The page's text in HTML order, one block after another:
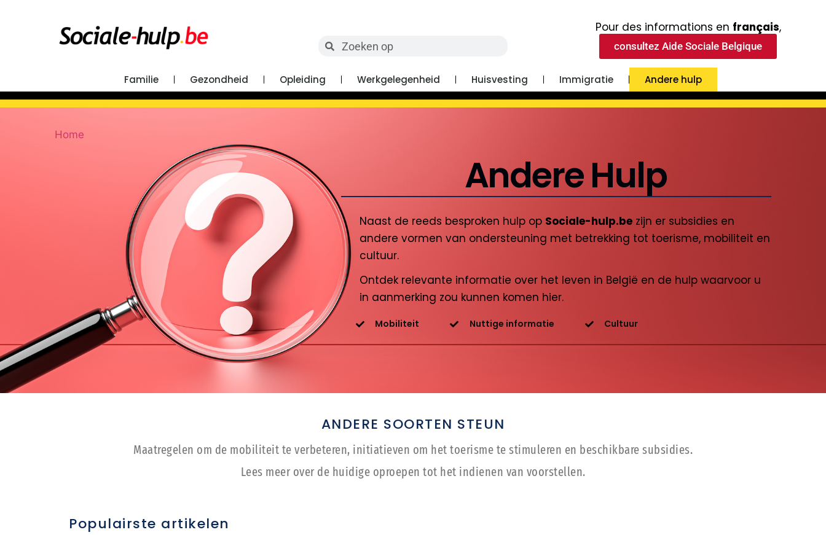
Pour des informations en français,
consultez Aide Sociale Belgique
Familie Gezondheid Opleiding Werkgelegenheid Huisvesting Immigratie Andere hulp
Home
Andere Hulp
Naast de reeds besproken hulp op Sociale-hulp.be zijn er subsidies en
andere vormen van ondersteuning met betrekking tot toerisme, mobiliteit en
cultuur.
Ontdek relevante informatie over het leven in België en de hulp waarvoor u
in aanmerking zou kunnen komen hier.
Mobiliteit Nuttige informatie Cultuur
ANDERE SOORTEN STEUN
Maatregelen om de mobiliteit te verbeteren, initiatieven om het toerisme te stimuleren en beschikbare subsidies.
Lees meer over de huidige oproepen tot het indienen van voorstellen.
Populairste artikelen